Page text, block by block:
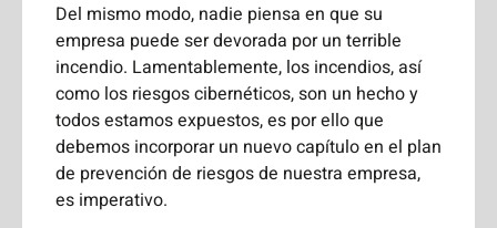
Del mismo modo, nadie piensa en que su
empresa puede ser devorada por un terrible
incendio. Lamentablemente, los incendios, así
como los riesgos cibernéticos, son un hecho y
todos estamos expuestos, es por ello que
debemos incorporar un nuevo capítulo en el plan
de prevención de riesgos de nuestra empresa,
es imperativo.